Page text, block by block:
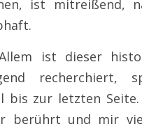
ist mitreißend,
ist dieser
recherchiert,
bis zur letzten
berührt und mir